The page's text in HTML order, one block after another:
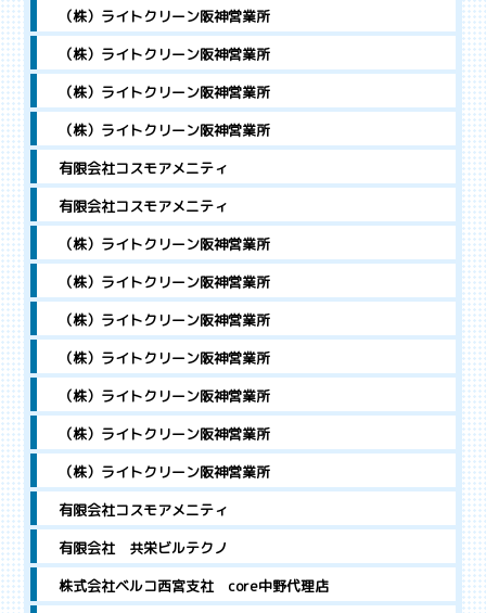
（株）ライトクリーン阪神営業所
（株）ライトクリーン阪神営業所
（株）ライトクリーン阪神営業所
（株）ライトクリーン阪神営業所
有限会社コスモアメニティ
有限会社コスモアメニティ
（株）ライトクリーン阪神営業所
（株）ライトクリーン阪神営業所
（株）ライトクリーン阪神営業所
（株）ライトクリーン阪神営業所
（株）ライトクリーン阪神営業所
（株）ライトクリーン阪神営業所
（株）ライトクリーン阪神営業所
有限会社コスモアメニティ
有限会社 共栄ビルテクノ
株式会社ベルコ西宮支社 core中野代理店